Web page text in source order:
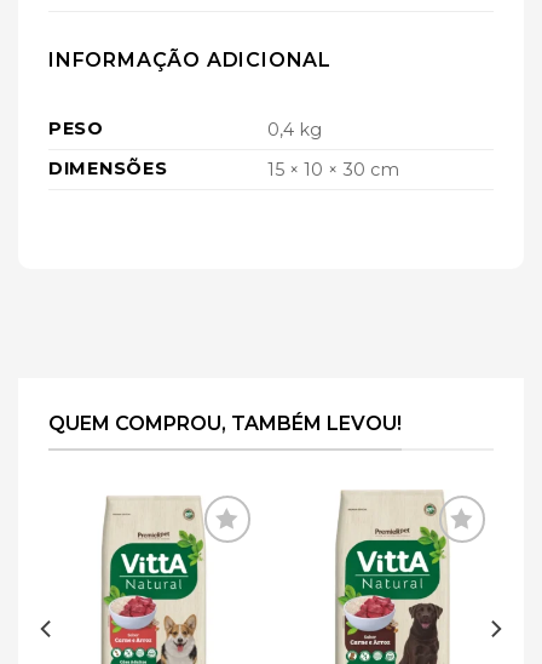
INFORMAÇÃO ADICIONAL
PESO
0,4 kg
DIMENSÕES
15 × 10 × 30 cm
QUEM COMPROU, TAMBÉM LEVOU!
Adicionar
à lista de
desejos
Adicionar
à lista de
desejos